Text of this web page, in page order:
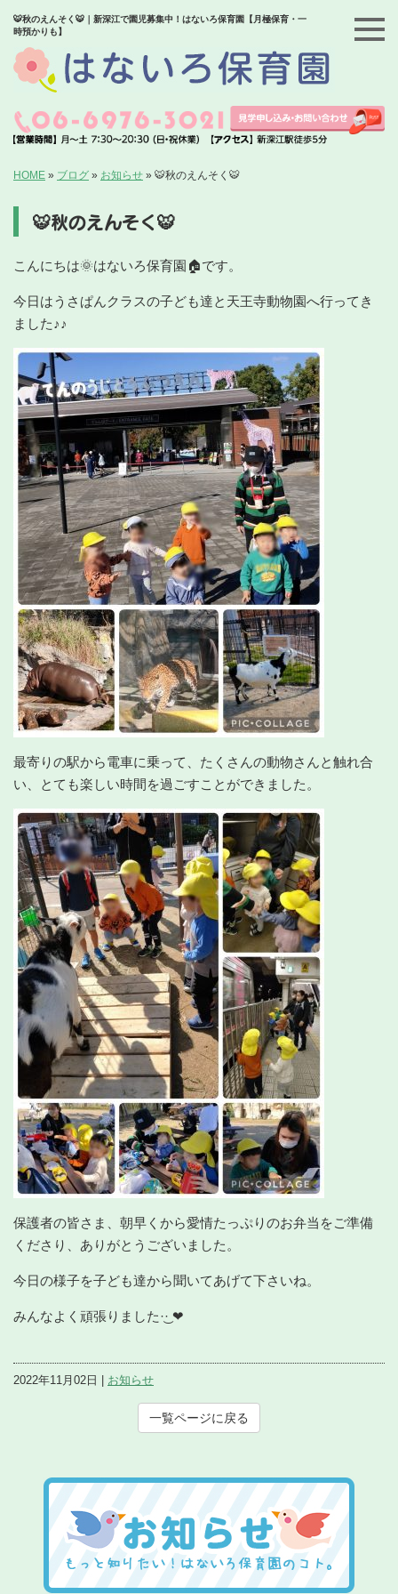
🐯秋のえんそく🐯｜新深江で園児募集中！はないろ保育園【月極保育・一
時預かりも】
HOME » ブログ » お知らせ » 🐯秋のえんそく🐯
🐯秋のえんそく🐯
こんにちは🌞はないろ保育園🏠です。
今日はうさぱんクラスの子ども達と天王寺動物園へ行ってき
ました♪♪
最寄りの駅から電車に乗って、たくさんの動物さんと触れ合
い、とても楽しい時間を過ごすことができました。
保護者の皆さま、朝早くから愛情たっぷりのお弁当をご準備
くださり、ありがとうございました。
今日の様子を子ども達から聞いてあげて下さいね。
みんなよく頑張りました‪·͜· ❤︎‬
2022年11月02日 | お知らせ
一覧ページに戻る